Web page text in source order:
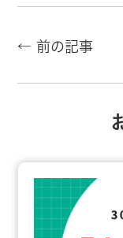
← 前の記事